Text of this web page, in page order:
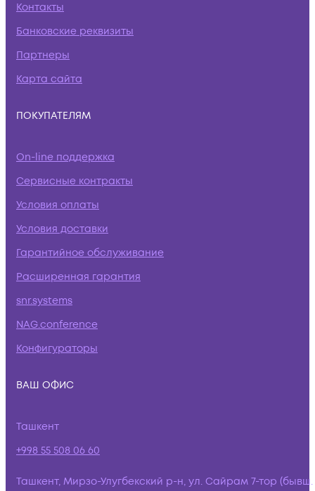
Контакты
Банковские реквизиты
Партнеры
Карта сайта
ПОКУПАТЕЛЯМ
On-line поддержка
Сервисные контракты
Условия оплаты
Условия доставки
Гарантийное обслуживание
Расширенная гарантия
snr.systems
NAG.conference
Конфигураторы
ВАШ ОФИС
Ташкент
+998 55 508 06 60
Ташкент, Мирзо-Улугбекский р-н, ул. Сайрам 7-тор (бывш.